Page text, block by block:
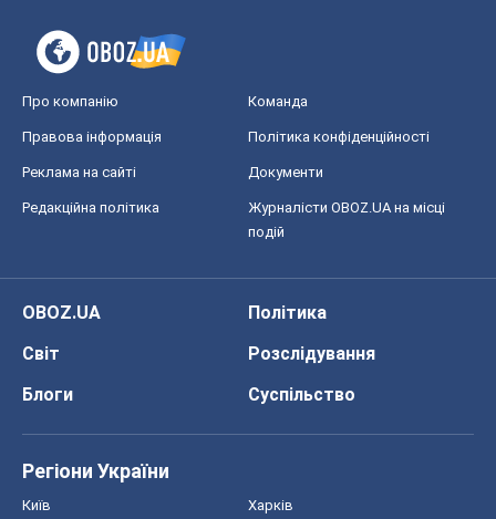
Про компанію Команда
Правова інформація Політика конфіденційності
Реклама на сайті Документи
Редакційна політика
Журналісти OBOZ.UA на місці
подій
OBOZ.UA
Політика
Світ
Розслідування
Блоги
Суспільство
Регіони України
Київ Харків